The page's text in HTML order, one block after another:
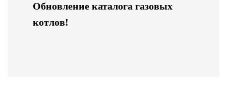
Обновление каталога газовых
котлов!